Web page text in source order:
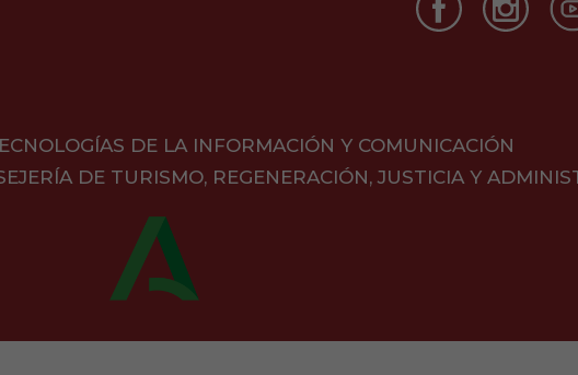
DE LA INFORMACIÓN Y COMUNICACIÓN
DE TURISMO, REGENERACIÓN, JUSTICIA Y